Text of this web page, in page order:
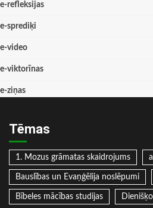
e-refleksijas
e-sprediķi
e-video
e-viktorīnas
e-ziņas
Tēmas
1. Mozus grāmatas skaidrojums
Bauslības un Evaņģēlija noslēpumi
Bībeles mācības studijas